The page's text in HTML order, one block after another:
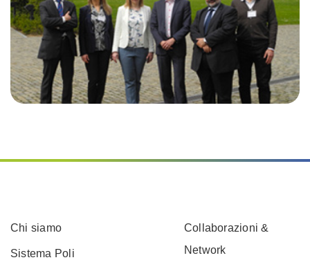
Chi siamo
Sistema Poli
Collaborazioni &
Network